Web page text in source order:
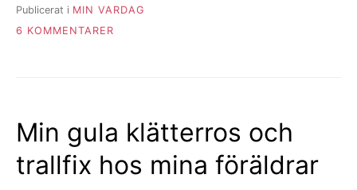
Publicerat i MIN VARDAG
6 KOMMENTARER
Min gula klätterros och
trallfix hos mina föräldrar